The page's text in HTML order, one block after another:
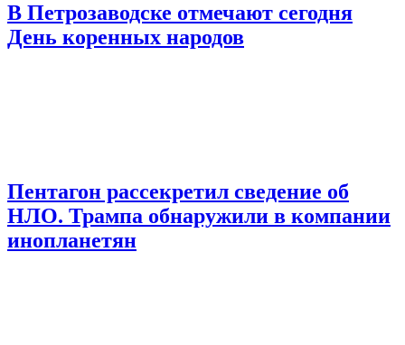
В Петрозаводске отмечают сегодня
День коренных народов
Пентагон рассекретил сведение об
НЛО. Трампа обнаружили в компании
инопланетян